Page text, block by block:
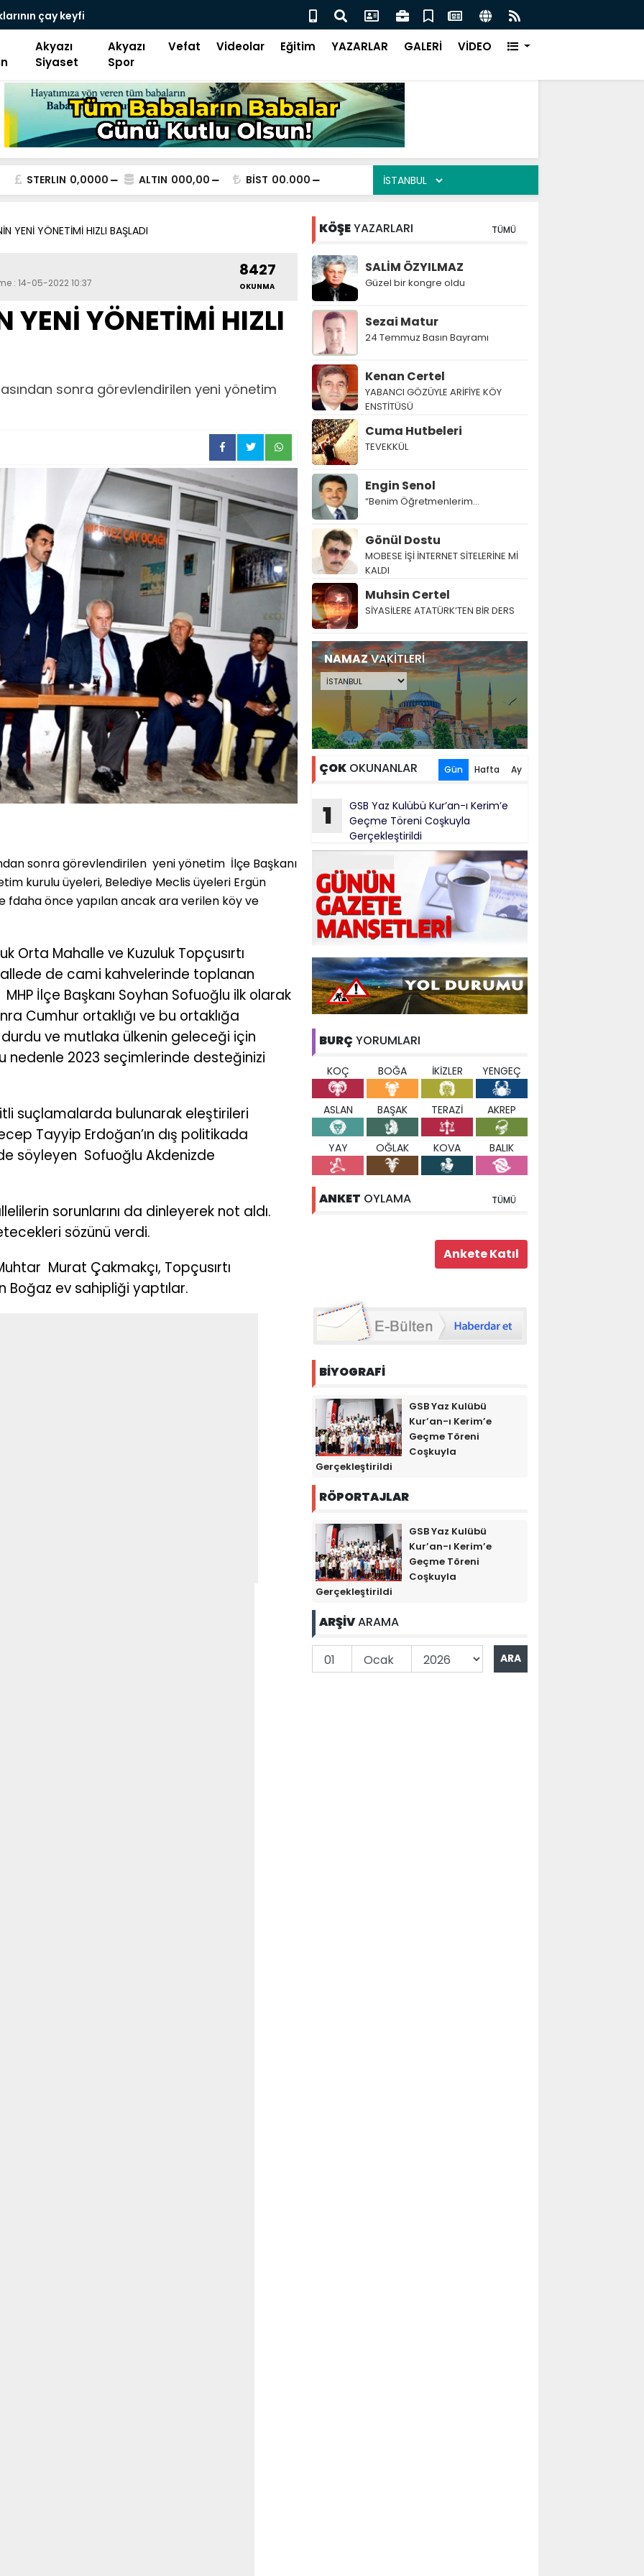
İlçe başkanı Alan “ Bizim niyetimiz üzüm
Kuzuluk Akyazı karayolu Ulaşıma kapatıldı
Akyazı
Siyaset
Akyazı
Spor
Vefat Videolar Eğitim YAZARLAR GALERİ VİDEO
STERLIN 0,0000 ALTIN 000,00 BİST 00.000
YENİ YÖNETİMİ HIZLI BAŞLADI
: 14-05-2022 10:37
8427
OKUNMA
YENİ YÖNETİMİ HIZLI
sonra görevlendirilen yeni yönetim
sonra görevlendirilen yeni yönetim İlçe Başkanı
kurulu üyeleri, Belediye Meclis üyeleri Ergün
fdaha önce yapılan ancak ara verilen köy ve
Orta Mahalle ve Kuzuluk Topçusırtı
de cami kahvelerinde toplanan
MHP İlçe Başkanı Soyhan Sofuoğlu ilk olarak
Cumhur ortaklığı ve bu ortaklığa
ve mutlaka ülkenin geleceği için
2023 seçimlerinde desteğinizi
suçlamalarda bulunarak eleştirileri
Tayyip Erdoğan’ın dış politikada
söyleyen Sofuoğlu Akdenizde
sorunlarını da dinleyerek not aldı.
sözünü verdi.
Murat Çakmakçı, Topçusırtı
Boğaz ev sahipliği yaptılar.
KÖŞEYAZARLARI TÜMÜ
SALİM ÖZYILMAZ
Güzel bir kongre oldu
Sezai Matur
24 Temmuz Basın Bayramı
Kenan Certel
YABANCI GÖZÜYLE ARİFİYE KÖY
ENSTİTÜSÜ
Cuma Hutbeleri
TEVEKKÜL
Engin Senol
“Benim Öğretmenlerim…
Gönül Dostu
MOBESE İŞİ İNTERNET SİTELERİNE Mİ
KALDI
Muhsin Certel
SİYASİLERE ATATÜRK’TEN BİR DERS
NAMAZVAKİTLERİ
ÇOK OKUNANLAR Gün Hafta Ay
1
GSB Yaz Kulübü Kur’an-ı Kerim’e
Geçme Töreni Coşkuyla
Gerçekleştirildi
BURÇ YORUMLARI
KOÇ BOĞA İKİZLER YENGEÇ
ASLAN BAŞAK TERAZİ AKREP
YAY OĞLAK KOVA BALIK
ANKET OYLAMA TÜMÜ
BİYOGRAFİ
GSB Yaz Kulübü
Kur’an-ı Kerim’e
Geçme Töreni
Coşkuyla
Gerçekleştirildi
RÖPORTAJLAR
GSB Yaz Kulübü
Kur’an-ı Kerim’e
Geçme Töreni
Coşkuyla
Gerçekleştirildi
ARŞİVARAMA